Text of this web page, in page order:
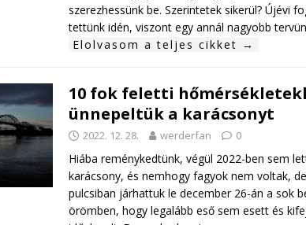
szerezhessünk be. Szerintetek sikerül? Újévi
tettünk idén, viszont egy annál nagyobb
Elolvasom a teljes cikket →
10 fok feletti
ünnepeltük a karácsonyt
2022. 12. 28. werderfan 0
Hiába reménykedtünk, végül 2022-ben sem
karácsony, és nemhogy fagyok nem voltak,
pulcsiban járhattuk le december 26-án a sok
örömben, hogy legalább eső sem esett és